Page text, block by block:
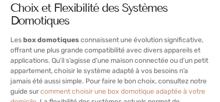
Choix et Flexibilité des Systèmes
Domotiques
Lesbox domotiquesconnaissent une évolution significative,
offrant une plus grande compatibilité avec divers appareils et
applications. Qu’il s’agisse d’une maison connectée ou d’un petit
appartement, choisir le système adapté à vos besoins n’a
jamais été aussi simple. Pour faire le bon choix, consultez notre
guide surcomment choisir une box domotique adaptée à votre